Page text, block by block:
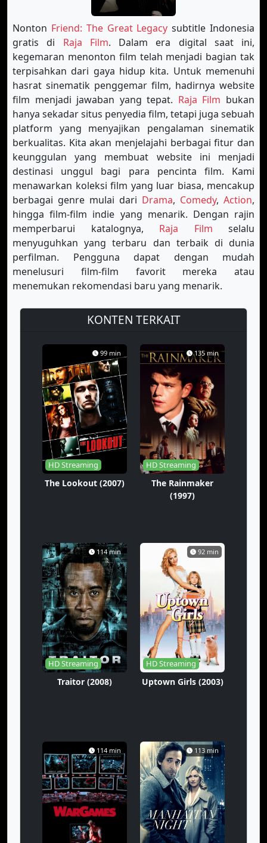
Nonton Friend: The Great Legacy subtitle Indonesia
gratis di Raja Film. Dalam era digital saat ini,
kegemaran menonton film telah menjadi bagian tak
terpisahkan dari gaya hidup kita. Untuk memenuhi
hasrat sinematik penggemar film, hadirnya website
film menjadi jawaban yang tepat. Raja Film bukan
hanya sekadar situs penyedia film, tetapi juga sebuah
platform yang menyajikan pengalaman sinematik
berkualitas. Kita akan menjelajahi berbagai fitur dan
keunggulan yang membuat website ini menjadi
destinasi unggul bagi para pencinta film. Kami
menawarkan koleksi film yang luar biasa, mencakup
berbagai genre mulai dari Drama, Comedy, Action,
hingga film-film indie yang menarik. Dengan rajin
memperbarui katalognya, Raja Film selalu
menyuguhkan yang terbaru dan terbaik di dunia
perfilman. Pengguna dapat dengan mudah
menelusuri film-film favorit mereka atau
menemukan rekomendasi baru yang menarik.
KONTEN TERKAIT
99 min
HD Streaming
The Lookout (2007)
135 min
HD Streaming
The Rainmaker
(1997)
114 min
HD Streaming
Traitor (2008)
92 min
HD Streaming
Uptown Girls (2003)
114 min 113 min